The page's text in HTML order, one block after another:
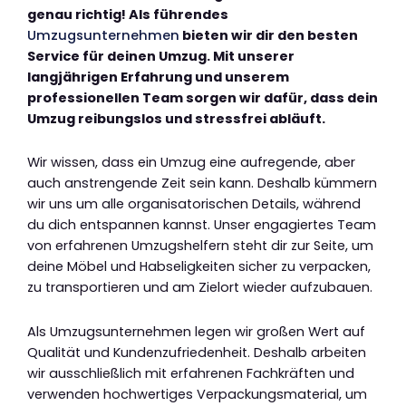
genau richtig! Als führendes
Umzugsunternehmen bieten wir dir den besten
Service für deinen Umzug. Mit unserer
langjährigen Erfahrung und unserem
professionellen Team sorgen wir dafür, dass dein
Umzug reibungslos und stressfrei abläuft.
Wir wissen, dass ein Umzug eine aufregende, aber
auch anstrengende Zeit sein kann. Deshalb kümmern
wir uns um alle organisatorischen Details, während
du dich entspannen kannst. Unser engagiertes Team
von erfahrenen Umzugshelfern steht dir zur Seite, um
deine Möbel und Habseligkeiten sicher zu verpacken,
zu transportieren und am Zielort wieder aufzubauen.
Als Umzugsunternehmen legen wir großen Wert auf
Qualität und Kundenzufriedenheit. Deshalb arbeiten
wir ausschließlich mit erfahrenen Fachkräften und
verwenden hochwertiges Verpackungsmaterial, um